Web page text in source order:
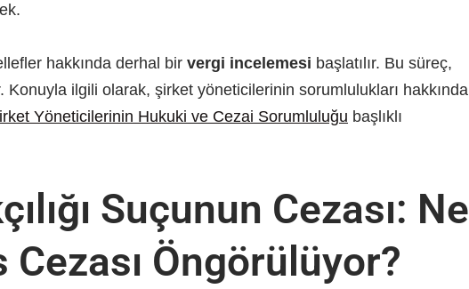
hakkında derhal bir vergi incelemesi başlatılır. Bu süreç,
Konuyla ilgili olarak, şirket yöneticilerinin sorumlulukları hakkında
Yöneticilerinin Hukuki ve Cezai Sorumluluğu başlıklı
Suçunun Cezası: Ne
Cezası Öngörülüyor?